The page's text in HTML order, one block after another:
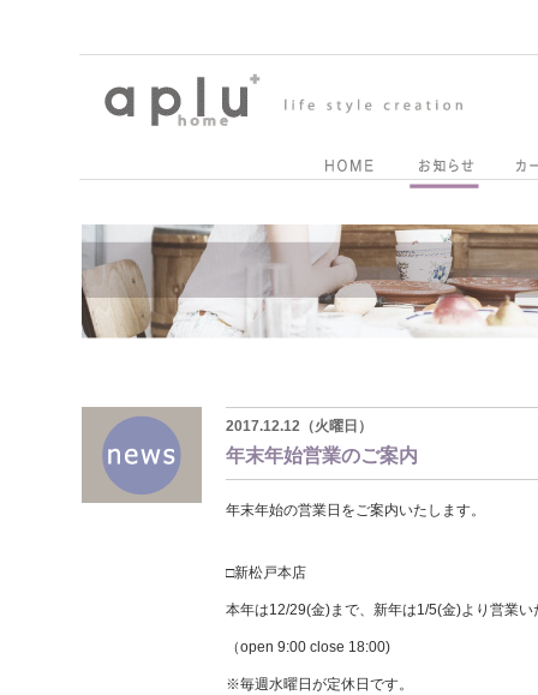
2017.12.12（火曜日）
年末年始営業のご案内
年末年始の営業日をご案内いたします。
□新松戸本店
本年は12/29(金)まで、新年は1/5(金)より営業い
（open 9:00 close 18:00)
※毎週水曜日が定休日です。